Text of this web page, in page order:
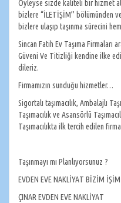
Öyleyse sizde kaliteli bir hizmet
bizlere “İLETİŞİM’’ bölümünden
bizlere ulaşıp taşınma sürecini
Sincan Fatih Ev Taşıma Firmaları
Güveni Ve Titizliği kendine ilke
dileriz.
Firmamızın sunduğu hizmetler…
Sigortalı taşımacılık, Ambalajlı
Taşımacılık ve Asansörlü
Taşımacılıkta ilk tercih edilen
Taşınmayı mı Planlıyorsunuz ?
EVDEN EVE NAKLİYAT BİZİM
ÇINAR EVDEN EVE NAKLİYAT